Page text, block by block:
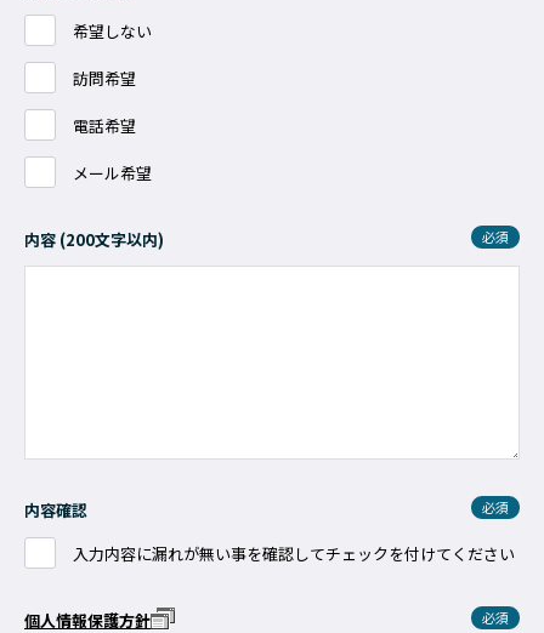
希望しない
訪問希望
電話希望
メール希望
内容 必須
(200文字以内)
内容確認 必須
入力内容に漏れが無い事を確認してチェックを付けてください
個人情報保護方針 必須